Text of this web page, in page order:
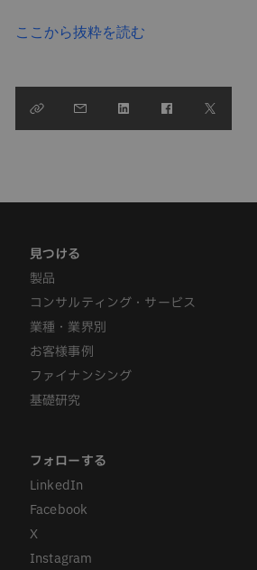
ここから抜粋を読む
製品
コンサルティング・サービス
業種・業界別
お客様事例
ファイナンシング
基礎研究
LinkedIn
Facebook
X
Instagram